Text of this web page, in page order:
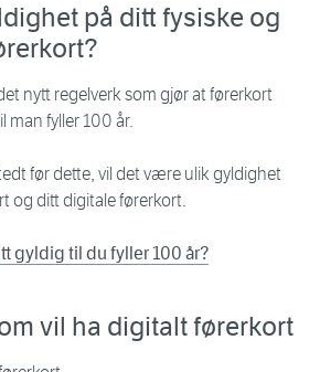
på ditt fysiske og
nytt regelverk som gjør at førerkort
man fyller 100 år.
før dette, vil det være ulik gyldighet
og ditt digitale førerkort.
gyldig til du fyller 100 år?
vil ha digitalt førerkort